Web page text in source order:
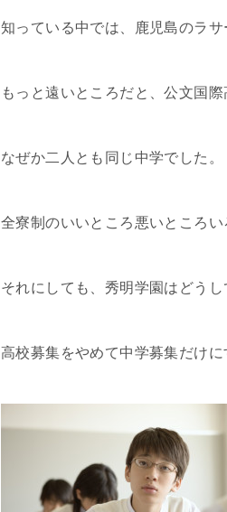
知っている中では、鹿児島のラ
もっと遠いところだと、公文国
なぜか二人とも同じ中学でした。
全寮制のいいところ悪いところ
それにしても、秀明学園はどう
高校募集をやめて中学募集だけ